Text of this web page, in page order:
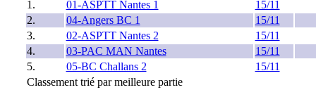
1.
01-ASPTT Nantes 1
15/11
2.
04-Angers BC 1
15/11
3.
02-ASPTT Nantes 2
15/11
4.
03-PAC MAN Nantes
15/11
5.
05-BC Challans 2
15/11
Classement trié par meilleure partie